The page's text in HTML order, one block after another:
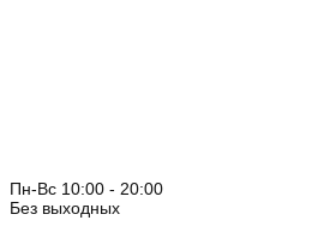
Пн-Вс 10:00 - 20:00
Без выходных